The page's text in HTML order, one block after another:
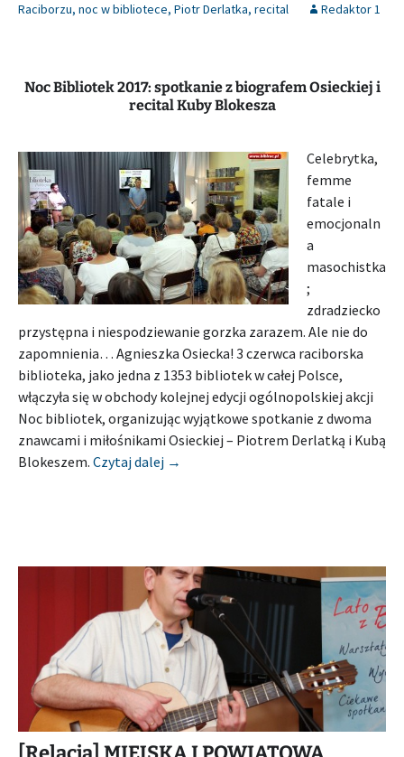
Raciborzu, noc w bibliotece, Piotr Derlatka, recital Redaktor 1
Noc Bibliotek 2017: spotkanie z biografem Osieckiej i
recital Kuby Blokesza
Celebrytka,
femme
fatale i
emocjonaln
a
masochistka
;
zdradziecko
przystępna i niespodziewanie gorzka zarazem. Ale nie do
zapomnienia… Agnieszka Osiecka! 3 czerwca raciborska
biblioteka, jako jedna z 1353 bibliotek w całej Polsce,
włączyła się w obchody kolejnej edycji ogólnopolskiej akcji
Noc bibliotek, organizując wyjątkowe spotkanie z dwoma
znawcami i miłośnikami Osieckiej – Piotrem Derlatką i Kubą
Blokeszem. Czytaj dalej [Relacja] POWIATOWA I MIEJSKA
→